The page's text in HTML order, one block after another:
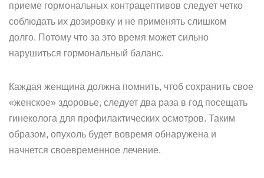
приеме гормональных контрацептивов следует четко
соблюдать их дозировку и не применять слишком
долго. Потому что за это время может сильно
нарушиться гормональный баланс.
Каждая женщина должна помнить, чтоб сохранить свое
«женское» здоровье, следует два раза в год посещать
гинеколога для профилактических осмотров. Таким
образом, опухоль будет вовремя обнаружена и
начнется своевременное лечение.